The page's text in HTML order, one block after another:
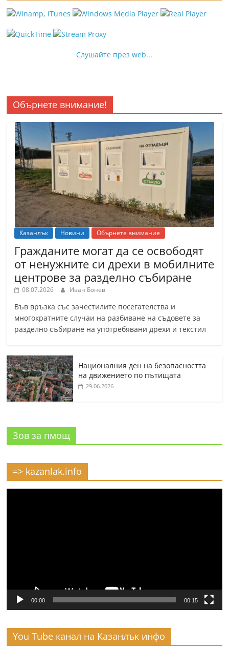
Слушайте през web...
Обърнете внимание!
Казанлък Новини Обърнете внимание
Гражданите могат да се освободят
от ненужните си дрехи в мобилните
центрове за разделно събиране
08.07.2026 Иван Бонев
Във връзка със зачестилите посегателства и
многократните случаи на разбиване на съдовете за
разделно събиране на употребявани дрехи и текстил
Националния ден на безопасността
на движението по пътищата
29.06.2026
Зов за пмощ
=> kazanlak.info
00:00 00:15
You Tube канал на Казанлък инфо